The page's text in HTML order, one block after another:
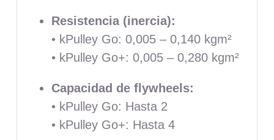
Resistencia (inercia):
• kPulley Go: 0,005 – 0,140 kgm²
• kPulley Go+: 0,005 – 0,280 kgm²
Capacidad de flywheels:
• kPulley Go: Hasta 2
• kPulley Go+: Hasta 4